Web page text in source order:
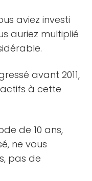
aviez investi
auriez multiplié
avant 2011,
à cette
de 10 ans,
ne vous
pas de